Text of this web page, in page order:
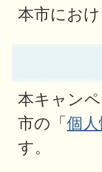
本市にお
本キャン
市の「 個
す。